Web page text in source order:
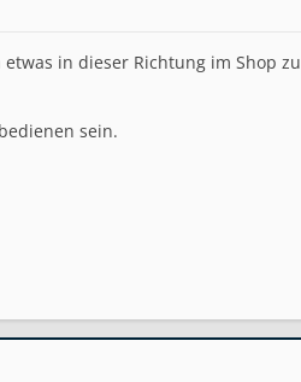
in dieser Richtung im Shop zu
sein.